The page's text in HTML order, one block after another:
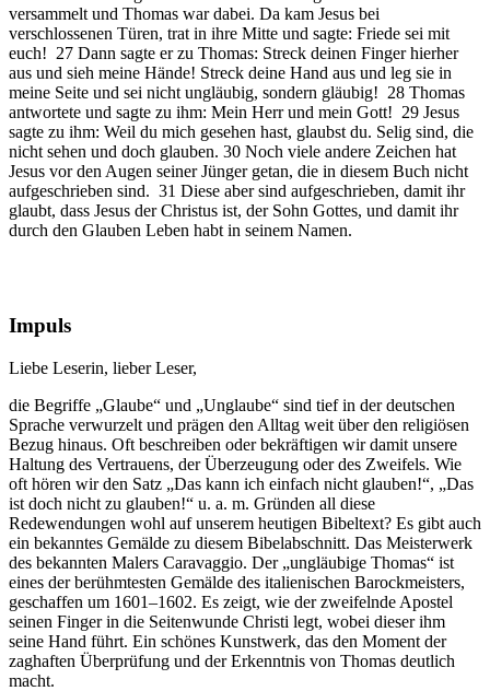
versammelt und Thomas war dabei. Da kam Jesus bei
verschlossenen Türen, trat in ihre Mitte und sagte: Friede sei mit
euch! 27 Dann sagte er zu Thomas: Streck deinen Finger hierher
aus und sieh meine Hände! Streck deine Hand aus und leg sie in
meine Seite und sei nicht ungläubig, sondern gläubig! 28 Thomas
antwortete und sagte zu ihm: Mein Herr und mein Gott! 29 Jesus
sagte zu ihm: Weil du mich gesehen hast, glaubst du. Selig sind, die
nicht sehen und doch glauben. 30 Noch viele andere Zeichen hat
Jesus vor den Augen seiner Jünger getan, die in diesem Buch nicht
aufgeschrieben sind. 31 Diese aber sind aufgeschrieben, damit ihr
glaubt, dass Jesus der Christus ist, der Sohn Gottes, und damit ihr
durch den Glauben Leben habt in seinem Namen.
Impuls
Liebe Leserin, lieber Leser,
die Begriffe „Glaube“ und „Unglaube“ sind tief in der deutschen
Sprache verwurzelt und prägen den Alltag weit über den religiösen
Bezug hinaus. Oft beschreiben oder bekräftigen wir damit unsere
Haltung des Vertrauens, der Überzeugung oder des Zweifels. Wie
oft hören wir den Satz „Das kann ich einfach nicht glauben!“, „Das
ist doch nicht zu glauben!“ u. a. m. Gründen all diese
Redewendungen wohl auf unserem heutigen Bibeltext? Es gibt auch
ein bekanntes Gemälde zu diesem Bibelabschnitt. Das Meisterwerk
des bekannten Malers Caravaggio. Der „ungläubige Thomas“ ist
eines der berühmtesten Gemälde des italienischen Barockmeisters,
geschaffen um 1601–1602. Es zeigt, wie der zweifelnde Apostel
seinen Finger in die Seitenwunde Christi legt, wobei dieser ihm
seine Hand führt. Ein schönes Kunstwerk, das den Moment der
zaghaften Überprüfung und der Erkenntnis von Thomas deutlich
macht.